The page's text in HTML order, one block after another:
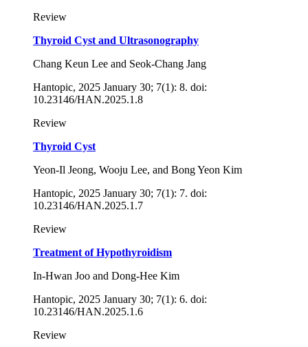
Review
Thyroid Cyst and Ultrasonography
Chang Keun Lee and Seok-Chang Jang
Hantopic, 2025 January 30; 7(1): 8. doi:
10.23146/HAN.2025.1.8
Review
Thyroid Cyst
Yeon-Il Jeong, Wooju Lee, and Bong Yeon Kim
Hantopic, 2025 January 30; 7(1): 7. doi:
10.23146/HAN.2025.1.7
Review
Treatment of Hypothyroidism
In-Hwan Joo and Dong-Hee Kim
Hantopic, 2025 January 30; 7(1): 6. doi:
10.23146/HAN.2025.1.6
Review